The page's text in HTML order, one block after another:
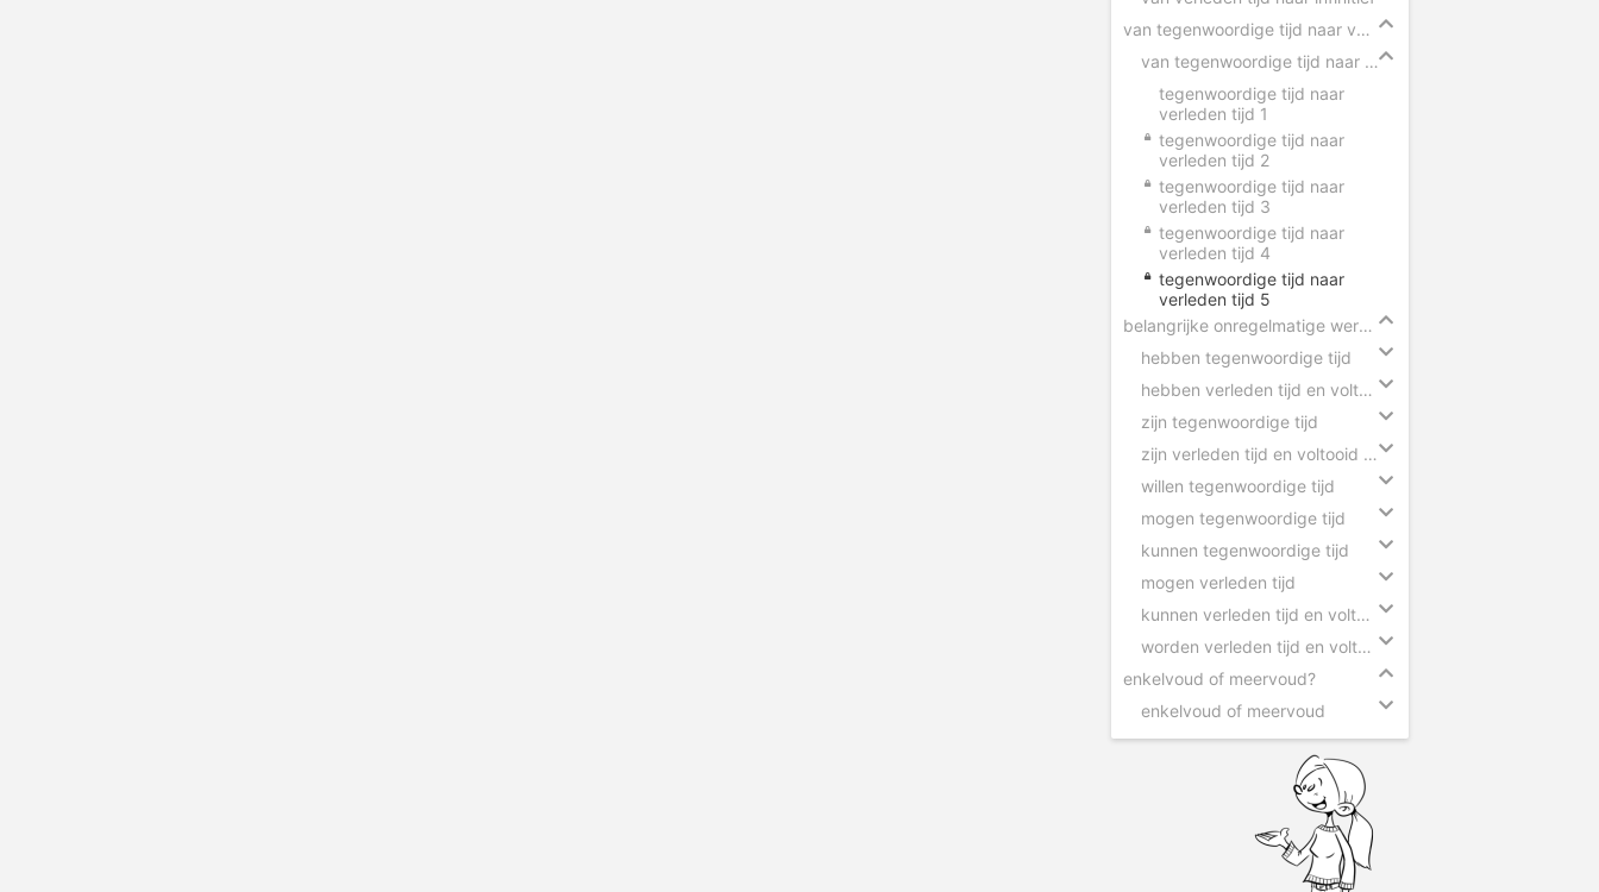
van tegenwoordige tijd naar verleden tijd
van tegenwoordige tijd naar verleden tijd
tegenwoordige tijd naar
verleden tijd 1
tegenwoordige tijd naar
verleden tijd 2
tegenwoordige tijd naar
verleden tijd 3
tegenwoordige tijd naar
verleden tijd 4
tegenwoordige tijd naar
verleden tijd 5
belangrijke onregelmatige werkwoorden
hebben tegenwoordige tijd
hebben verleden tijd en voltooid deelwoord
zijn tegenwoordige tijd
zijn verleden tijd en voltooid deelwoord
willen tegenwoordige tijd
mogen tegenwoordige tijd
kunnen tegenwoordige tijd
mogen verleden tijd
kunnen verleden tijd en voltooid deelwoord
worden verleden tijd en voltooid deelwoord
enkelvoud of meervoud?
enkelvoud of meervoud